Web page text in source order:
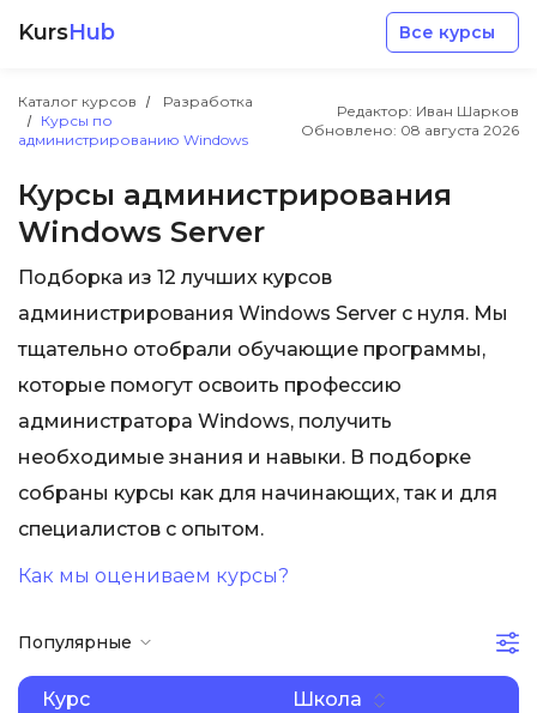
KursHub Все курсы
Каталог курсов
Разработка
Курсы по
администрированию Windows
Редактор: Иван Шарков
Обновлено: 08 августа 2026
Курсы администрирования
Windows Server
Подборка из 12 лучших курсов
администрирования Windows Server с нуля. Мы
тщательно отобрали обучающие программы,
которые помогут освоить профессию
администратора Windows, получить
необходимые знания и навыки. В подборке
собраны курсы как для начинающих, так и для
специалистов с опытом.
Как мы оцениваем курсы?
Популярные
Курс Школа
Маркетинг
Дизайн
Аналитика
Менеджмент
Иностранные языки
Soft Skills